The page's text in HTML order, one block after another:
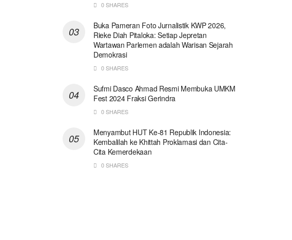
0 SHARES
Buka Pameran Foto Jurnalistik KWP 2026,
Rieke Diah Pitaloka: Setiap Jepretan
Wartawan Parlemen adalah Warisan Sejarah
Demokrasi
0 SHARES
Sufmi Dasco Ahmad Resmi Membuka UMKM
Fest 2024 Fraksi Gerindra
0 SHARES
Menyambut HUT Ke-81 Republik Indonesia:
Kembalilah ke Khittah Proklamasi dan Cita-
Cita Kemerdekaan
0 SHARES